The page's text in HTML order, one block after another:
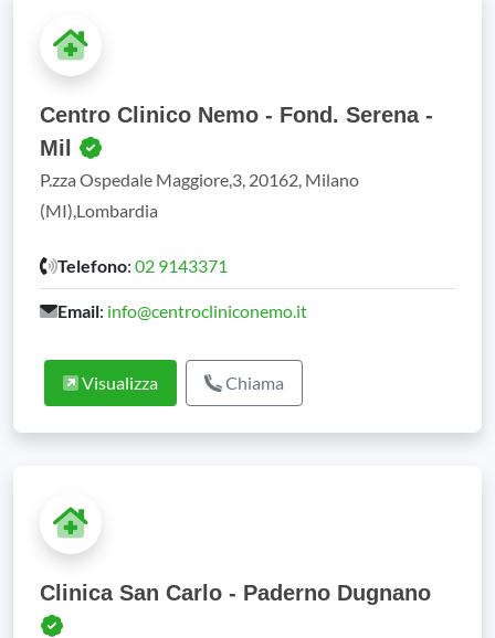
Centro Clinico Nemo - Fond. Serena -
Mil
P.zza Ospedale Maggiore,3, 20162, Milano
(MI),Lombardia
Telefono: 02 9143371
Email: info@centrocliniconemo.it
Visualizza Chiama
Clinica San Carlo - Paderno Dugnano